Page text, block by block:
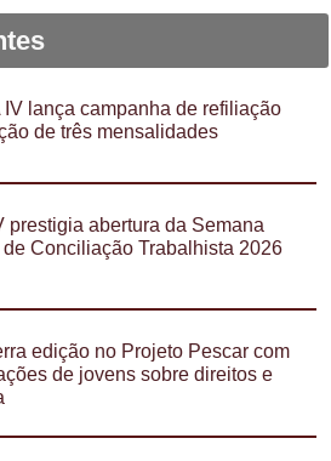
IV lança campanha de refiliação
de três mensalidades
prestigia abertura da Semana
Conciliação Trabalhista 2026
edição no Projeto Pescar com
de jovens sobre direitos e